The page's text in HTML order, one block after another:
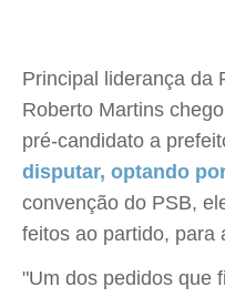
Principal liderança da
Roberto Martins
pré-candidato a
disputar, optando
convenção do PSB,
feitos ao partido, para
"Um dos pedidos que